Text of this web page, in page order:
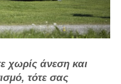
χωρίς άνεση και
τότε σας